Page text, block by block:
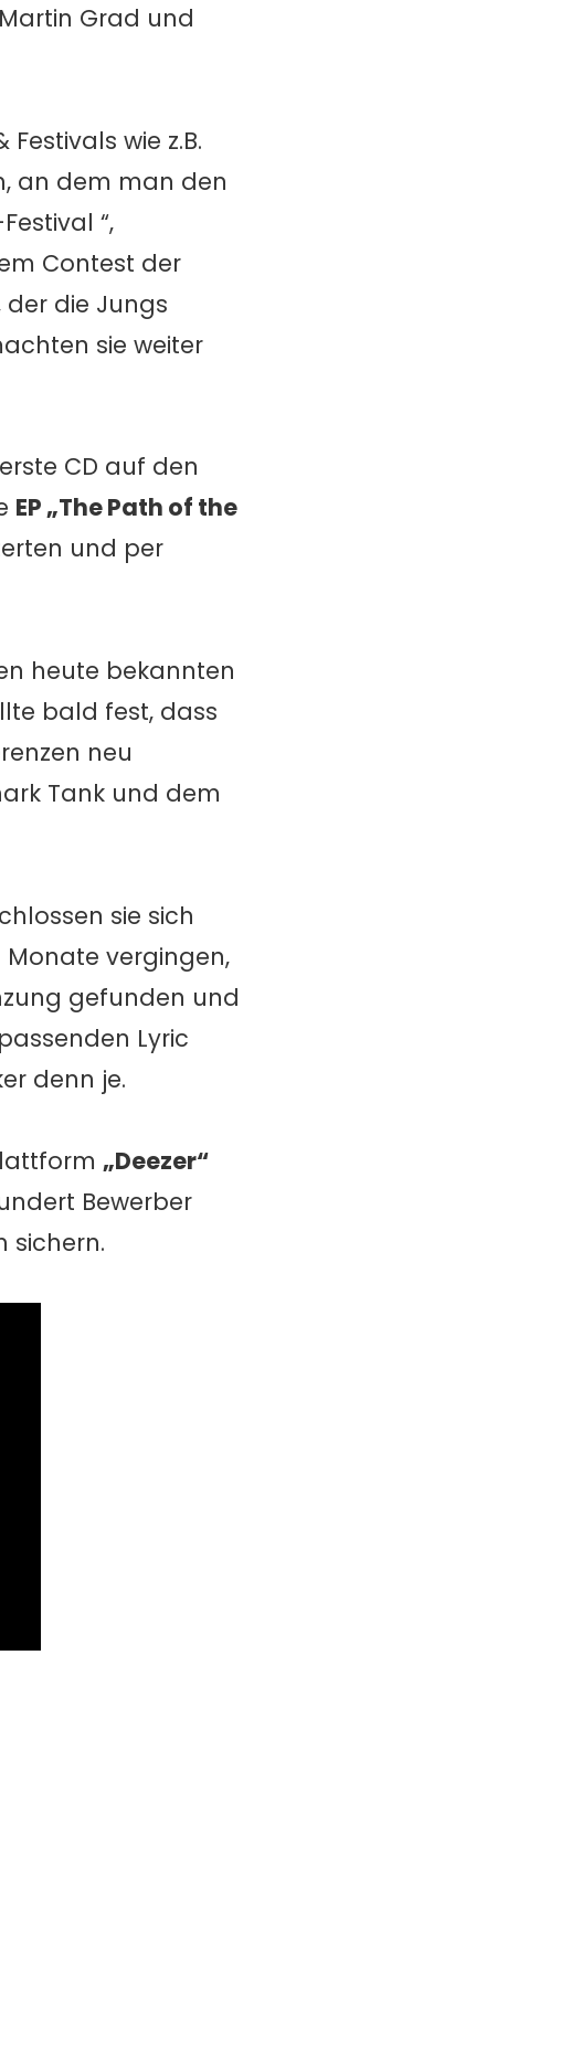
Grad und
wie z.B.
an dem man den
“,
Contest der
der die Jungs
sie weiter
CD auf den
EP „The Path of the
und per
heute bekannten
bald fest, dass
neu
Tank und dem
sie sich
Monate vergingen,
gefunden und
Lyric
denn je.
„Deezer“
Bewerber
sichern.